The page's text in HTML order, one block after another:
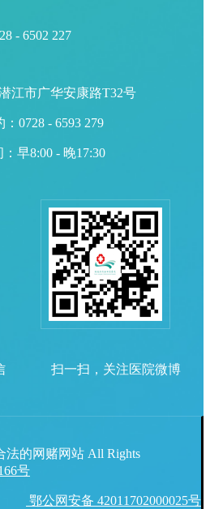
- 6502 227
江市广华安康路T32号
0728 - 6593 279
早8:00 - 晚17:30
扫一扫，关注医院微博
法的网赌网站 All Rights
号
鄂公网安备 42011702000025号